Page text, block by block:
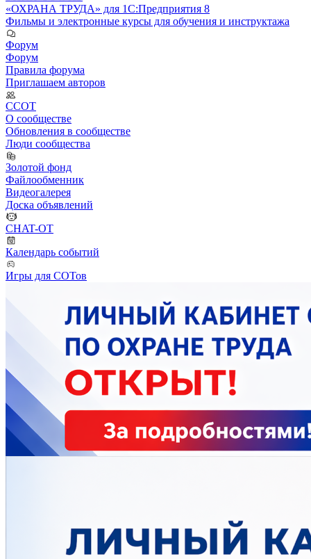
«ОХРАНА ТРУДА» для 1С:Предприятия 8
Фильмы и электронные курсы для обучения и инструктажа
Форум
Форум
Правила форума
Приглашаем авторов
ССОТ
О сообществе
Обновления в сообществе
Люди сообщества
Золотой фонд
Файлообменник
Видеогалерея
Доска объявлений
CHAT-OT
Календарь событий
Игры для СОТов